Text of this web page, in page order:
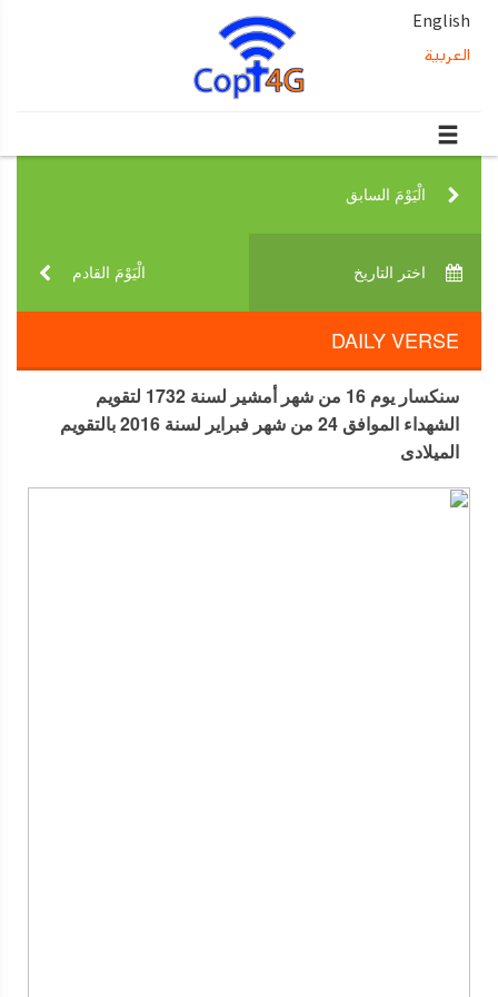
English
العربية
الْيَوْمَ السابق‎
الْيَوْمَ القادم‎ اختر التاريخ‎
DAILY VERSE
سنكسار يوم 16 من شهر أمشير لسنة 1732 لتقويم
الشهداء الموافق 24 من شهر فبراير لسنة 2016 بالتقويم
الميلادى